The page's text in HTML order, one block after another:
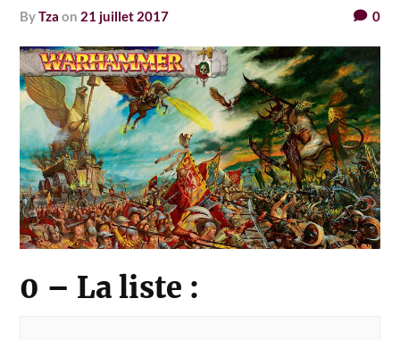
byTza on 21 juillet 2017 0
0 – La liste :